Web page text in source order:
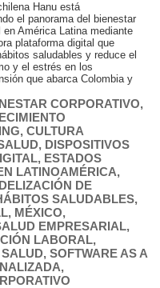
Hanu está
el panorama del bienestar
en América Latina mediante
plataforma digital que
saludables y reduce el
y el estrés en los
que abarca Colombia y
CORPORATIVO,
, CULTURA
, DISPOSITIVOS
, ESTADOS
LATINOAMÉRICA,
DE
SALUDABLES,
, MÉXICO,
EMPRESARIAL,
LABORAL,
, SOFTWARE AS A
,